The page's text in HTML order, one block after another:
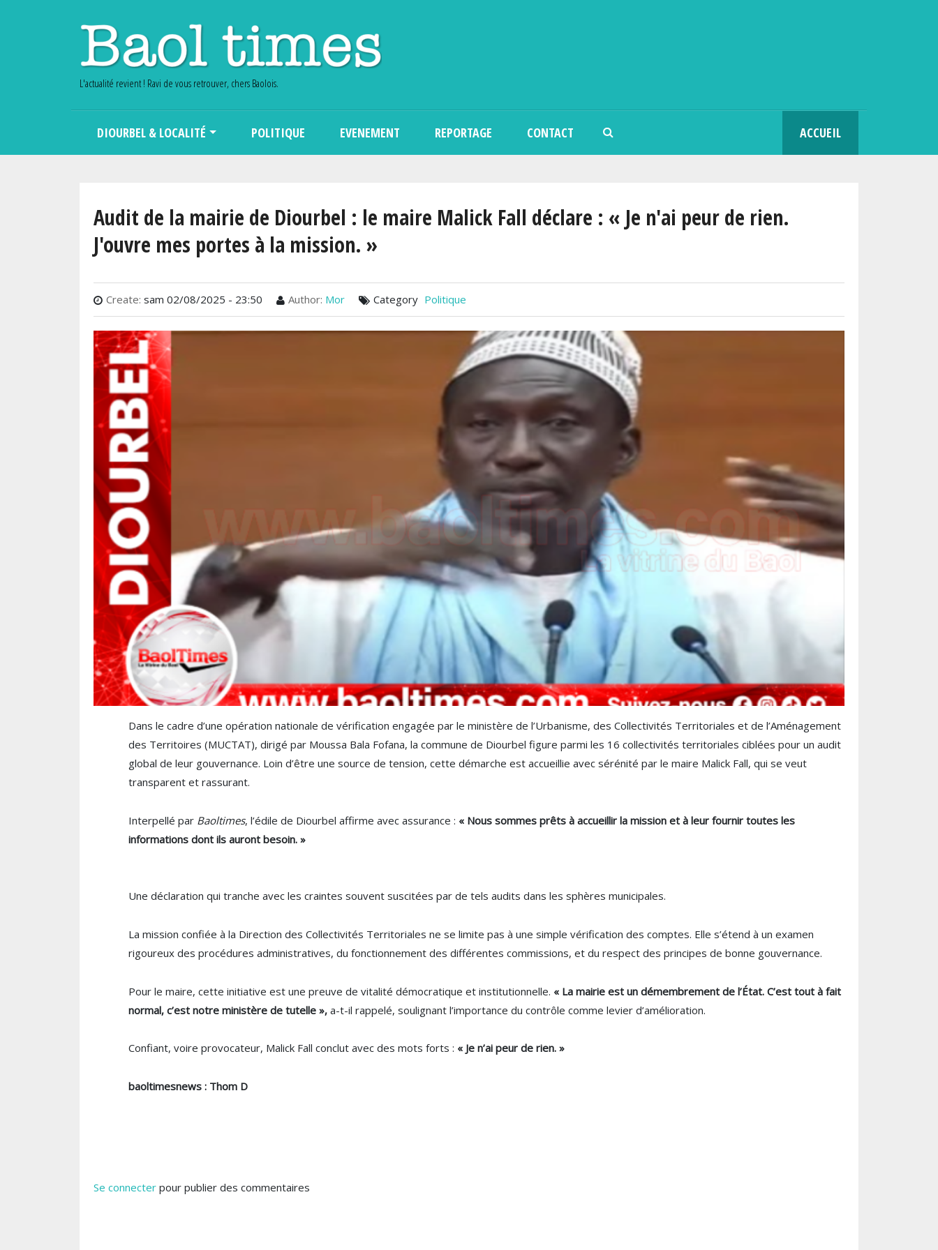
L'actualité revient ! Ravi de vous retrouver, chers Baolois.
DIOURBEL & LOCALITÉ POLITIQUE EVENEMENT REPORTAGE CONTACT ACCUEIL
Audit de la mairie de Diourbel : le maire Malick Fall déclare : « Je n'ai peur de rien.
J'ouvre mes portes à la mission. »
Create: sam 02/08/2025 - 23:50 Author: Mor Category Politique
Dans le cadre d’une opération nationale de vérification engagée par le ministère de l’Urbanisme, des Collectivités Territoriales et de l’Aménagement
des Territoires (MUCTAT), dirigé par Moussa Bala Fofana, la commune de Diourbel figure parmi les 16 collectivités territoriales ciblées pour un audit
global de leur gouvernance. Loin d’être une source de tension, cette démarche est accueillie avec sérénité par le maire Malick Fall, qui se veut
transparent et rassurant.
Interpellé par Baoltimes, l’édile de Diourbel affirme avec assurance : « Nous sommes prêts à accueillir la mission et à leur fournir toutes les
informations dont ils auront besoin. »
Une déclaration qui tranche avec les craintes souvent suscitées par de tels audits dans les sphères municipales.
La mission confiée à la Direction des Collectivités Territoriales ne se limite pas à une simple vérification des comptes. Elle s’étend à un examen
rigoureux des procédures administratives, du fonctionnement des différentes commissions, et du respect des principes de bonne gouvernance.
Pour le maire, cette initiative est une preuve de vitalité démocratique et institutionnelle. « La mairie est un démembrement de l’État. C’est tout à fait
normal, c’est notre ministère de tutelle », a-t-il rappelé, soulignant l’importance du contrôle comme levier d’amélioration.
Confiant, voire provocateur, Malick Fall conclut avec des mots forts : « Je n’ai peur de rien. »
baoltimesnews : Thom D
Se connecter pour publier des commentaires